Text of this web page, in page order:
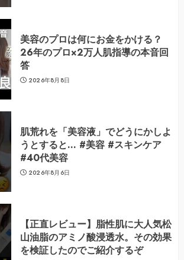
美容のプロは何にお金をかける？
26年のプロ×2万人肌指導の本音回
答
2026年8月8日
肌荒れを「美容液」でどうにかしよ
うとすると… #美容 #スキンケア
#40代美容
2026年8月6日
【正直レビュー】脂性肌に大人気松
山油脂のアミノ酸浸透水。その効果
を検証したのでご紹介するぞ